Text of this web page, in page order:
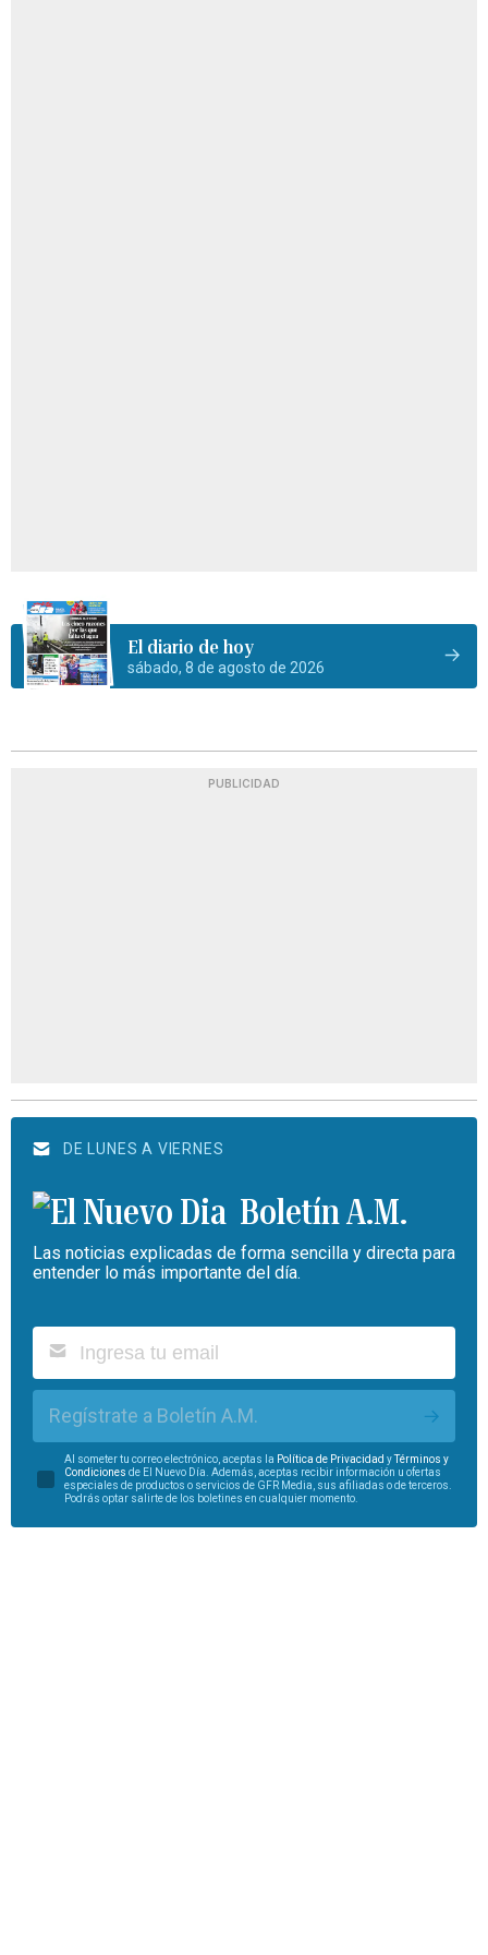
El diario de hoy
sábado, 8 de agosto de 2026
PUBLICIDAD
DE LUNES A VIERNES
Boletín A.M.
Las noticias explicadas de forma sencilla y directa para
entender lo más importante del día.
Regístrate a Boletín A.M.
Al someter tu correo electrónico, aceptas la Política de Privacidad y
Términos y
Condiciones de El Nuevo Día. Además, aceptas recibir información u ofertas
especiales de productos o servicios de GFR Media, sus afiliadas o de terceros.
Podrás optar salirte de los boletines en cualquier momento.